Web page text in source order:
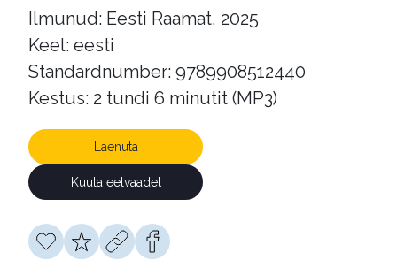
Ilmunud: Eesti Raamat, 2025
Keel: eesti
Standardnumber: 9789908512440
Kestus: 2 tundi 6 minutit (MP3)
Laenuta
Kuula eelvaadet